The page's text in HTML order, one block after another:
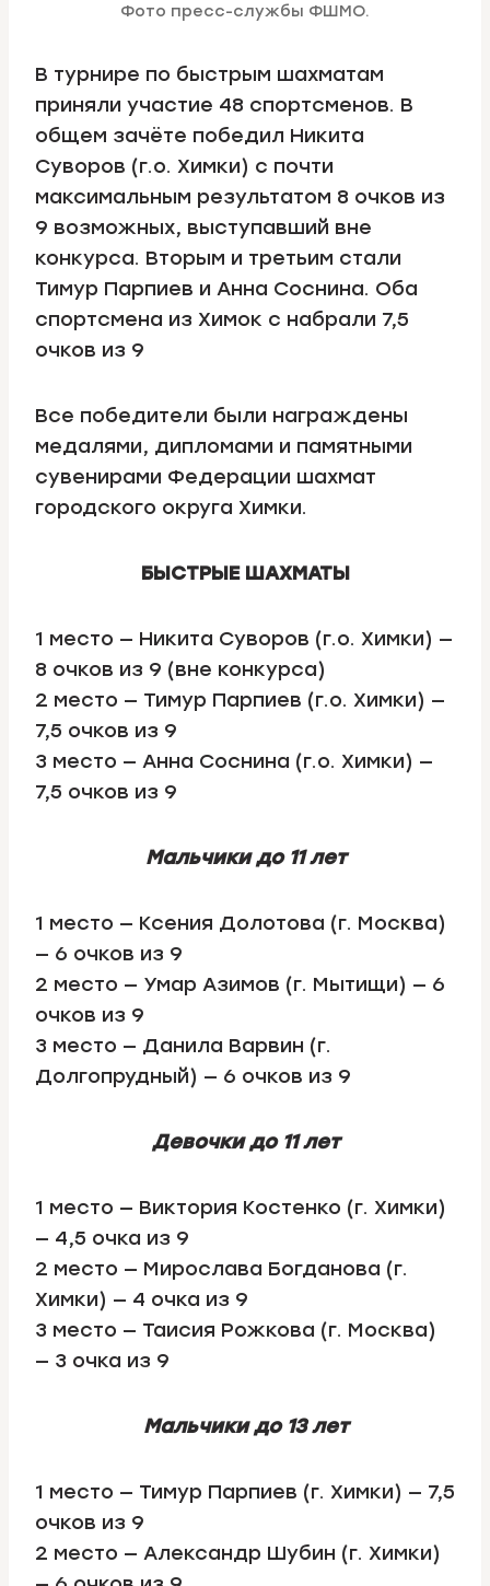
Фото пресс-службы ФШМО.
В турнире по быстрым шахматам
приняли участие 48 спортсменов. В
общем зачёте победил Никита
Суворов (г.о. Химки) с почти
максимальным результатом 8 очков из
9 возможных, выступавший вне
конкурса. Вторым и третьим стали
Тимур Парпиев и Анна Соснина. Оба
спортсмена из Химок с набрали 7,5
очков из 9
Все победители были награждены
медалями, дипломами и памятными
сувенирами Федерации шахмат
городского округа Химки.
БЫСТРЫЕ ШАХМАТЫ
1 место — Никита Суворов (г.о. Химки) —
8 очков из 9 (вне конкурса)
2 место — Тимур Парпиев (г.о. Химки) —
7,5 очков из 9
3 место — Анна Соснина (г.о. Химки) —
7,5 очков из 9
Мальчики до 11 лет
1 место — Ксения Долотова (г. Москва)
— 6 очков из 9
2 место — Умар Азимов (г. Мытищи) — 6
очков из 9
3 место — Данила Варвин (г.
Долгопрудный) — 6 очков из 9
Девочки до 11 лет
1 место — Виктория Костенко (г. Химки)
— 4,5 очка из 9
2 место — Мирослава Богданова (г.
Химки) — 4 очка из 9
3 место — Таисия Рожкова (г. Москва)
— 3 очка из 9
Мальчики до 13 лет
1 место — Тимур Парпиев (г. Химки) — 7,5
очков из 9
2 место — Александр Шубин (г. Химки)